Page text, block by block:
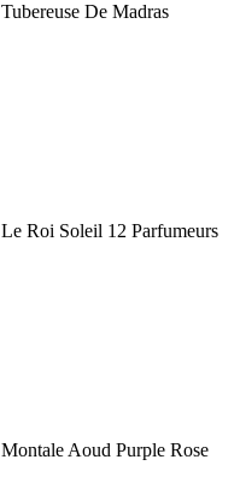
Tubereuse De Madras
Le Roi Soleil 12 Parfumeurs
Montale Aoud Purple Rose